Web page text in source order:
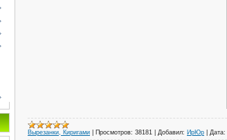
Вырезанки, Киригами Просмотров: 38181 Добавил: ИрЮр Дата: